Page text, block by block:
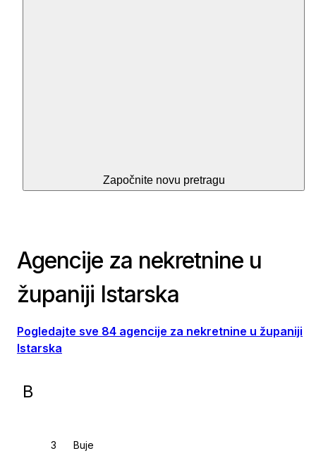
Započnite novu pretragu
Agencije za nekretnine u
županiji Istarska
Pogledajte sve 84 agencije za nekretnine u županiji
Istarska
B
Buje